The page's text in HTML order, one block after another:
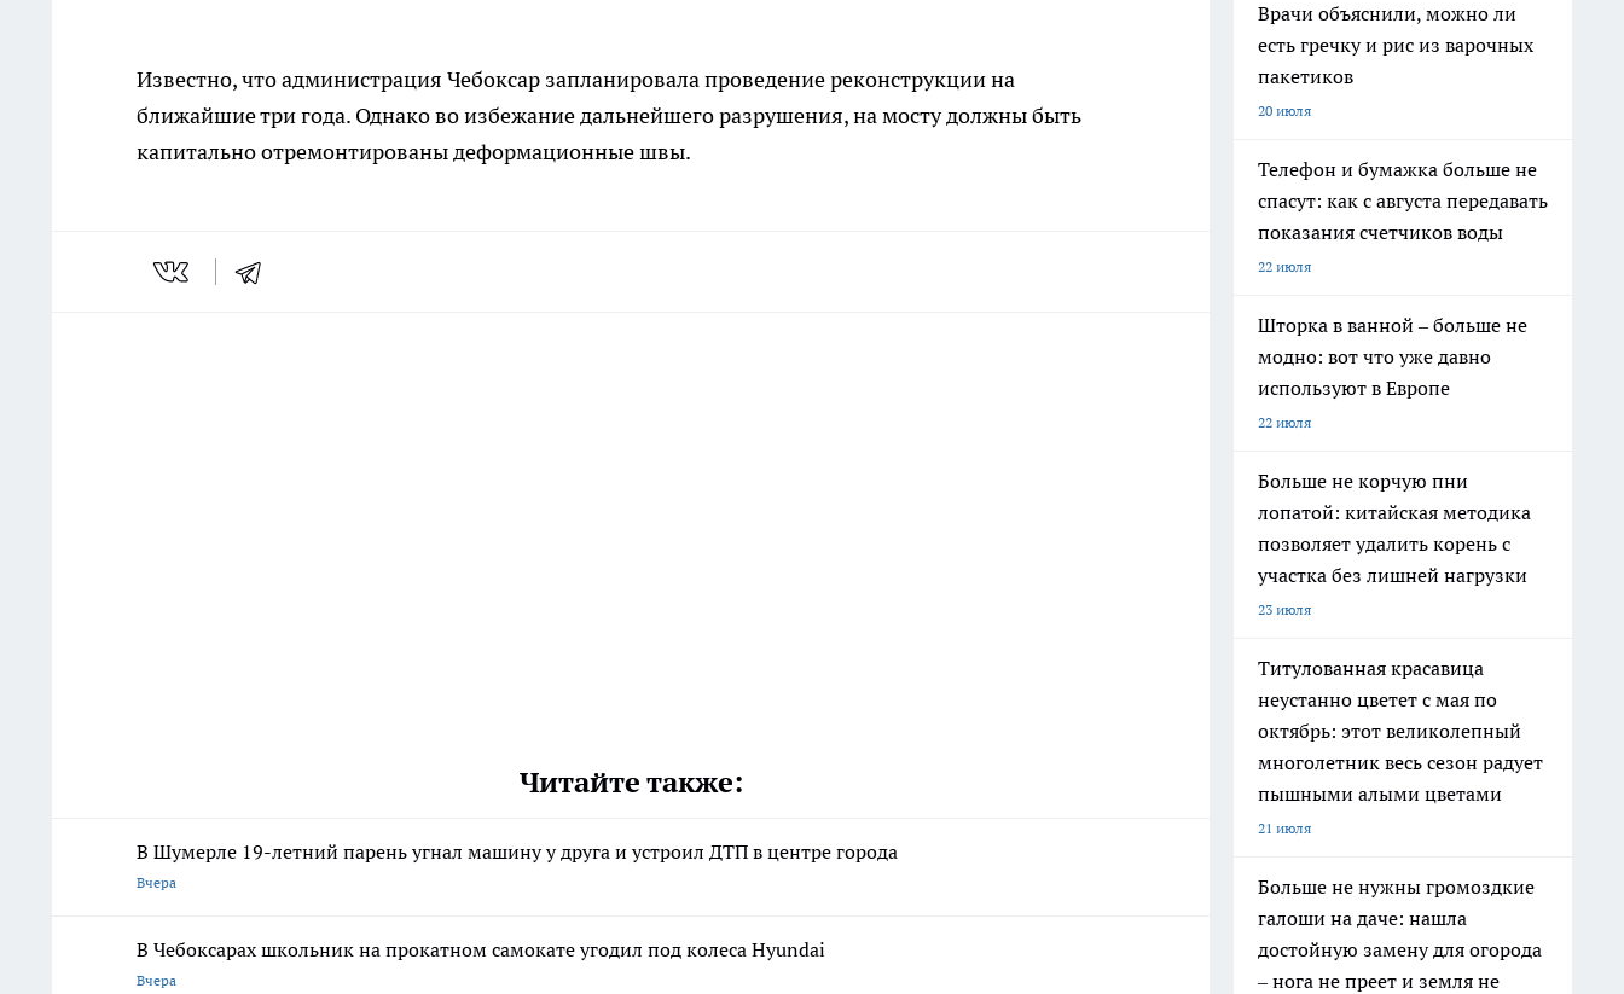
Известно, что администрация Чебоксар запланировала проведение реконструкции на
ближайшие три года. Однако во избежание дальнейшего разрушения, на мосту должны быть
капитально отремонтированы деформационные швы.
Читайте также:
В Шумерле 19-летний парень угнал машину у друга и устроил ДТП в центре города
Вчера
В Чебоксарах школьник на прокатном самокате угодил под колеса Hyundai
Вчера
Врачи объяснили, можно ли
есть гречку и рис из варочных
пакетиков
20 июля
Телефон и бумажка больше не
спасут: как с августа передавать
показания счетчиков воды
22 июля
Шторка в ванной – больше не
модно: вот что уже давно
используют в Европе
22 июля
Больше не корчую пни
лопатой: китайская методика
позволяет удалить корень с
участка без лишней нагрузки
23 июля
Титулованная красавица
неустанно цветет с мая по
октябрь: этот великолепный
многолетник весь сезон радует
пышными алыми цветами
21 июля
Больше не нужны громоздкие
галоши на даче: нашла
достойную замену для огорода
– нога не преет и земля не